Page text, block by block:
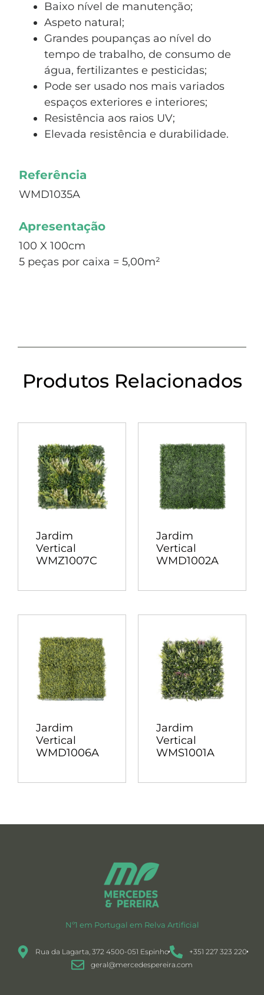
Baixo nível de manutenção;
Aspeto natural;
Grandes poupanças ao nível do
tempo de trabalho, de consumo de
água, fertilizantes e pesticidas;
Pode ser usado nos mais variados
espaços exteriores e interiores;
Resistência aos raios UV;
Elevada resistência e durabilidade.
Referência
WMD1035A
Apresentação
100 X 100cm
5 peças por caixa = 5,00m²
Produtos Relacionados
Jardim
Vertical
WMZ1007C
Jardim
Vertical
WMD1002A
Jardim
Vertical
WMD1006A
Jardim
Vertical
WMS1001A
Nº1 em Portugal em Relva Artificial
Rua da Lagarta, 372 4500-051 Espinho
+351 227 323 220
geral@mercedespereira.com